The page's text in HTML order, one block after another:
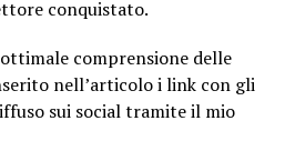
conquistato.
comprensione delle
nell’articolo i link con gli
sui social tramite il mio